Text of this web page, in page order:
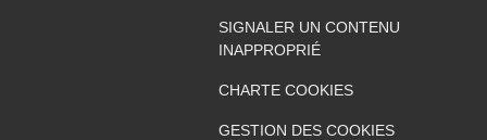
SIGNALER UN CONTENU
INAPPROPRIÉ
CHARTE COOKIES
GESTION DES COOKIES